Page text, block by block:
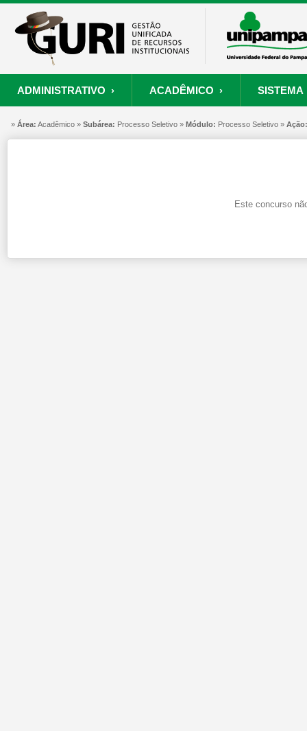
ADMINISTRATIVO ›
ORÇAMENTO E FINANÇAS RECURSOS HUMANOS PROCESSOS
ACADÊMICO ›
PROCESSO SELETIVO PROJETOS
SISTEMA
SISTEMA
» Área: Acadêmico » Subárea: Processo Seletivo » Módulo: Processo Seletivo »
Este concurso